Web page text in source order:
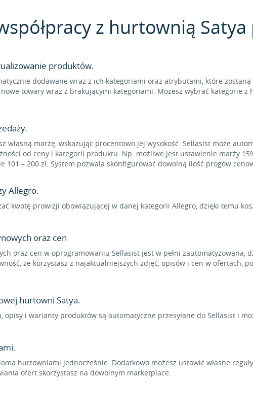
z hurtownią Satya
produktów.
dodawane wraz z ich kategoriami oraz atrybutami, które
towary wraz z brakującymi kategoriami. Możesz wybrać kategorie z
własną marżę, wskazując procentowo jej wysokość. Sellasist może
od ceny i kategorii produktu. Np. możliwe jest ustawienie marży
101 – 200 zł. System pozwala skonfigurować dowolną ilość progów
Allegro.
kwotę prowizji obowiązującej w danej kategorii Allegro, dzięki temu
oraz cen
oraz cen w oprogramowaniu Sellasist jest w pełni zautomatyzowana,
że korzystasz z najaktualniejszych zdjęć, opisów i cen w ofertach,
hurtowni Satya.
opisy i warianty produktów są automatyczne przesyłane do Sellasist i
hurtowniami jednocześnie. Dodatkowo możesz ustawić własne
ofert skorzystasz na dowolnym marketplace.